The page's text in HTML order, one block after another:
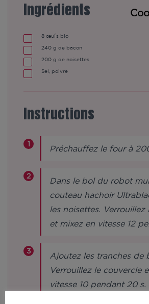
Ingrédients
8 œufs bio
240 g de bacon
200 g de noisettes
Sel, poivre
Instructions
Préchauffez le four à
Dans le bol du robot
couteau hachoir
les noisettes. Verrouillez
et mixez en vitesse 12
Ajoutez les tranches de
Verrouillez le couvercle
vitesse 10 pendant 20 s.